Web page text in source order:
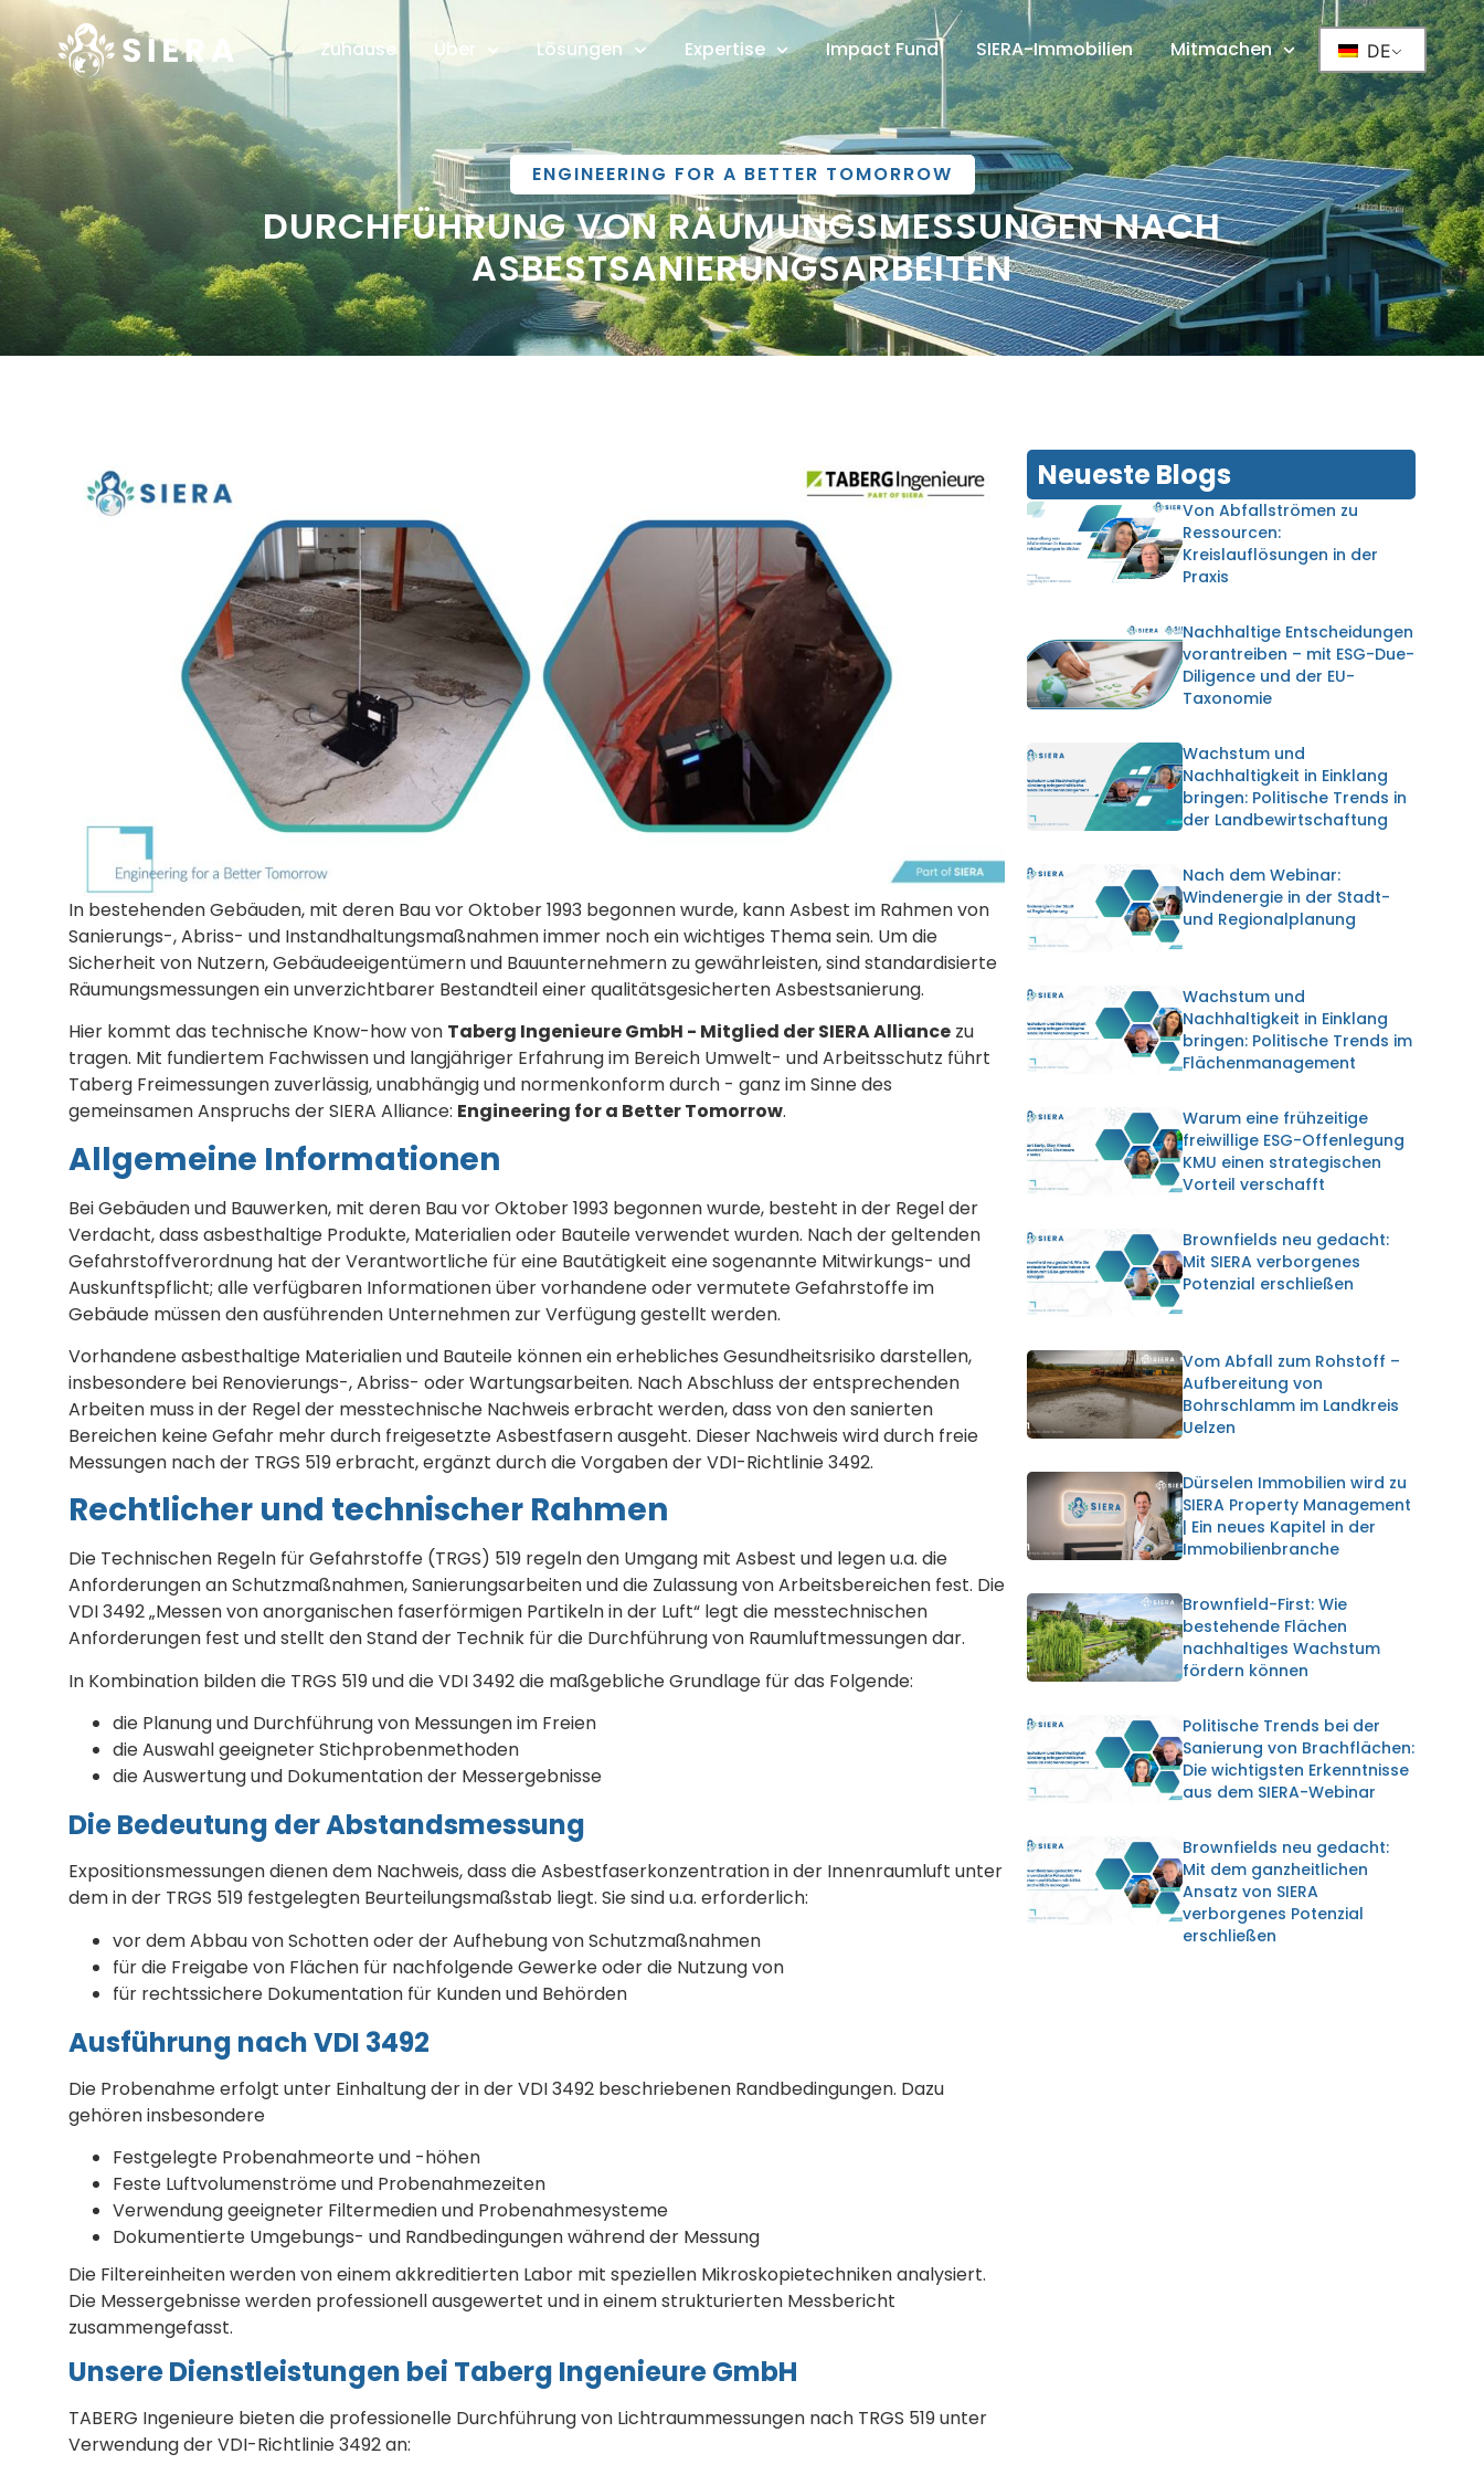
Zuhause Über Lösungen Expertise Impact Fund SIERA-Immobilien Mitmachen DE
ENGINEERING FOR A BETTER TOMORROW
DURCHFÜHRUNG VON RÄUMUNGSMESSUNGEN NACH
ASBESTSANIERUNGSARBEITEN
In bestehenden Gebäuden, mit deren Bau vor Oktober 1993 begonnen wurde, kann Asbest im Rahmen von
Sanierungs-, Abriss- und Instandhaltungsmaßnahmen immer noch ein wichtiges Thema sein. Um die
Sicherheit von Nutzern, Gebäudeeigentümern und Bauunternehmern zu gewährleisten, sind standardisierte
Räumungsmessungen ein unverzichtbarer Bestandteil einer qualitätsgesicherten Asbestsanierung.
Hier kommt das technische Know-how von Taberg Ingenieure GmbH - Mitglied der SIERA Alliance zu
tragen. Mit fundiertem Fachwissen und langjähriger Erfahrung im Bereich Umwelt- und Arbeitsschutz führt
Taberg Freimessungen zuverlässig, unabhängig und normenkonform durch - ganz im Sinne des
gemeinsamen Anspruchs der SIERA Alliance: Engineering for a Better Tomorrow.
Allgemeine Informationen
Bei Gebäuden und Bauwerken, mit deren Bau vor Oktober 1993 begonnen wurde, besteht in der Regel der
Verdacht, dass asbesthaltige Produkte, Materialien oder Bauteile verwendet wurden. Nach der geltenden
Gefahrstoffverordnung hat der Verantwortliche für eine Bautätigkeit eine sogenannte Mitwirkungs- und
Auskunftspflicht; alle verfügbaren Informationen über vorhandene oder vermutete Gefahrstoffe im
Gebäude müssen den ausführenden Unternehmen zur Verfügung gestellt werden.
Vorhandene asbesthaltige Materialien und Bauteile können ein erhebliches Gesundheitsrisiko darstellen,
insbesondere bei Renovierungs-, Abriss- oder Wartungsarbeiten. Nach Abschluss der entsprechenden
Arbeiten muss in der Regel der messtechnische Nachweis erbracht werden, dass von den sanierten
Bereichen keine Gefahr mehr durch freigesetzte Asbestfasern ausgeht. Dieser Nachweis wird durch freie
Messungen nach der TRGS 519 erbracht, ergänzt durch die Vorgaben der VDI-Richtlinie 3492.
Rechtlicher und technischer Rahmen
Die Technischen Regeln für Gefahrstoffe (TRGS) 519 regeln den Umgang mit Asbest und legen u.a. die
Anforderungen an Schutzmaßnahmen, Sanierungsarbeiten und die Zulassung von Arbeitsbereichen fest. Die
VDI 3492 „Messen von anorganischen faserförmigen Partikeln in der Luft“ legt die messtechnischen
Anforderungen fest und stellt den Stand der Technik für die Durchführung von Raumluftmessungen dar.
In Kombination bilden die TRGS 519 und die VDI 3492 die maßgebliche Grundlage für das Folgende:
die Planung und Durchführung von Messungen im Freien
die Auswahl geeigneter Stichprobenmethoden
die Auswertung und Dokumentation der Messergebnisse
Die Bedeutung der Abstandsmessung
Expositionsmessungen dienen dem Nachweis, dass die Asbestfaserkonzentration in der Innenraumluft unter
dem in der TRGS 519 festgelegten Beurteilungsmaßstab liegt. Sie sind u.a. erforderlich:
vor dem Abbau von Schotten oder der Aufhebung von Schutzmaßnahmen
für die Freigabe von Flächen für nachfolgende Gewerke oder die Nutzung von
für rechtssichere Dokumentation für Kunden und Behörden
Ausführung nach VDI 3492
Die Probenahme erfolgt unter Einhaltung der in der VDI 3492 beschriebenen Randbedingungen. Dazu
gehören insbesondere
Festgelegte Probenahmeorte und -höhen
Feste Luftvolumenströme und Probenahmezeiten
Verwendung geeigneter Filtermedien und Probenahmesysteme
Dokumentierte Umgebungs- und Randbedingungen während der Messung
Die Filtereinheiten werden von einem akkreditierten Labor mit speziellen Mikroskopietechniken analysiert.
Die Messergebnisse werden professionell ausgewertet und in einem strukturierten Messbericht
zusammengefasst.
Unsere Dienstleistungen bei Taberg Ingenieure GmbH
TABERG Ingenieure bieten die professionelle Durchführung von Lichtraummessungen nach TRGS 519 unter
Verwendung der VDI-Richtlinie 3492 an:
Neueste Blogs
Von Abfallströmen zu
Ressourcen:
Kreislauflösungen in der
Praxis
Nachhaltige Entscheidungen
vorantreiben – mit ESG-Due-
Diligence und der EU-
Taxonomie
Wachstum und
Nachhaltigkeit in Einklang
bringen: Politische Trends in
der Landbewirtschaftung
Nach dem Webinar:
Windenergie in der Stadt-
und Regionalplanung
Wachstum und
Nachhaltigkeit in Einklang
bringen: Politische Trends im
Flächenmanagement
Warum eine frühzeitige
freiwillige ESG-Offenlegung
KMU einen strategischen
Vorteil verschafft
Brownfields neu gedacht:
Mit SIERA verborgenes
Potenzial erschließen
Vom Abfall zum Rohstoff –
Aufbereitung von
Bohrschlamm im Landkreis
Uelzen
Dürselen Immobilien wird zu
SIERA Property Management
| Ein neues Kapitel in der
Immobilienbranche
Brownfield-First: Wie
bestehende Flächen
nachhaltiges Wachstum
fördern können
Politische Trends bei der
Sanierung von Brachflächen:
Die wichtigsten Erkenntnisse
aus dem SIERA-Webinar
Brownfields neu gedacht:
Mit dem ganzheitlichen
Ansatz von SIERA
verborgenes Potenzial
erschließen